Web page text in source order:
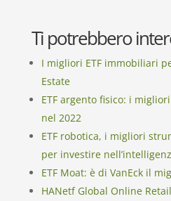
Ti potrebbero
I migliori ETF immobiliari
Estate
ETF argento fisico: i
nel 2022
ETF robotica, i migliori
per investire
ETF Moat: è di VanEck il
HANetf Global Online